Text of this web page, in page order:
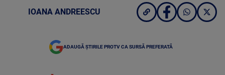
IOANA ANDREESCU
ADAUGĂ ȘTIRILE PROTV CA SURSĂ PREFERATĂ